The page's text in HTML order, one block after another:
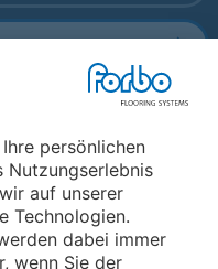
persönlichen
Nutzungserlebnis
auf unserer
Technologien.
dabei immer
wenn Sie der